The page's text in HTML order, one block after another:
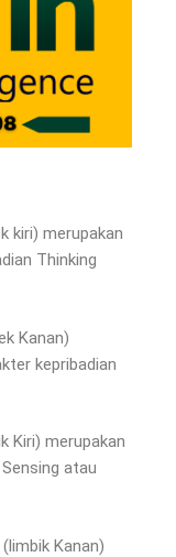
kiri) merupakan
Thinking
Kanan)
kepribadian
Kiri) merupakan
atau
Kanan)